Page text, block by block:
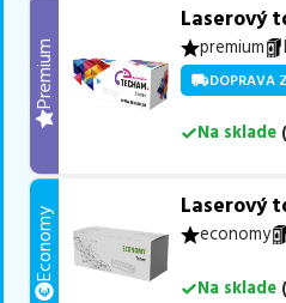
Premium
Laserový
premium
DOPRAVA
Na sklade (
Economy
Laserový
economy
Na sklade (